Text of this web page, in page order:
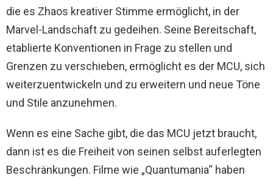
die es Zhaos kreativer Stimme ermöglicht, in der
Marvel-Landschaft zu gedeihen. Seine Bereitschaft,
etablierte Konventionen in Frage zu stellen und
Grenzen zu verschieben, ermöglicht es der MCU, sich
weiterzuentwickeln und zu erweitern und neue Töne
und Stile anzunehmen.
Wenn es eine Sache gibt, die das MCU jetzt braucht,
dann ist es die Freiheit von seinen selbst auferlegten
Beschränkungen. Filme wie „Quantumania“ haben